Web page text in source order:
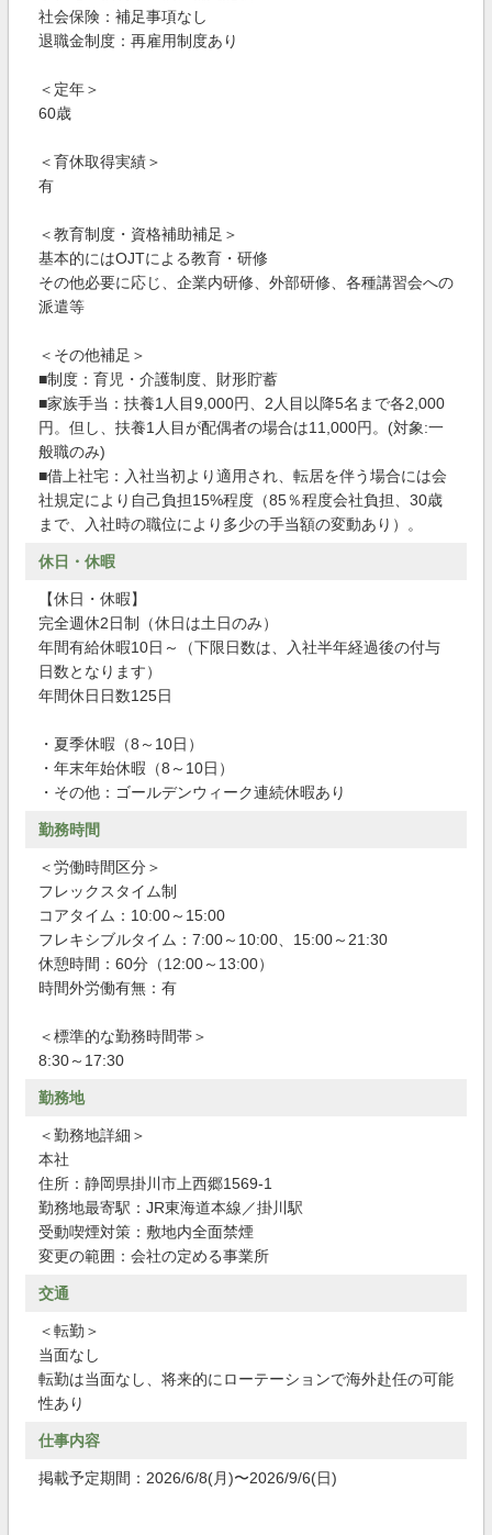
社会保険：補足事項なし
退職金制度：再雇用制度あり
＜定年＞
60歳
＜育休取得実績＞
有
＜教育制度・資格補助補足＞
基本的にはOJTによる教育・研修
その他必要に応じ、企業内研修、外部研修、各種講習会への
派遣等
＜その他補足＞
■制度：育児・介護制度、財形貯蓄
■家族手当：扶養1人目9,000円、2人目以降5名まで各2,000
円。但し、扶養1人目が配偶者の場合は11,000円。(対象:一
般職のみ)
■借上社宅：入社当初より適用され、転居を伴う場合には会
社規定により自己負担15%程度（85％程度会社負担、30歳
まで、入社時の職位により多少の手当額の変動あり）。
休日・休暇
【休日・休暇】
完全週休2日制（休日は土日のみ）
年間有給休暇10日～（下限日数は、入社半年経過後の付与
日数となります）
年間休日日数125日
・夏季休暇（8～10日）
・年末年始休暇（8～10日）
・その他：ゴールデンウィーク連続休暇あり
勤務時間
＜労働時間区分＞
フレックスタイム制
コアタイム：10:00～15:00
フレキシブルタイム：7:00～10:00、15:00～21:30
休憩時間：60分（12:00～13:00）
時間外労働有無：有
＜標準的な勤務時間帯＞
8:30～17:30
勤務地
＜勤務地詳細＞
本社
住所：静岡県掛川市上西郷1569-1
勤務地最寄駅：JR東海道本線／掛川駅
受動喫煙対策：敷地内全面禁煙
変更の範囲：会社の定める事業所
交通
＜転勤＞
当面なし
転勤は当面なし、将来的にローテーションで海外赴任の可能
性あり
仕事内容
掲載予定期間：2026/6/8(月)〜2026/9/6(日)